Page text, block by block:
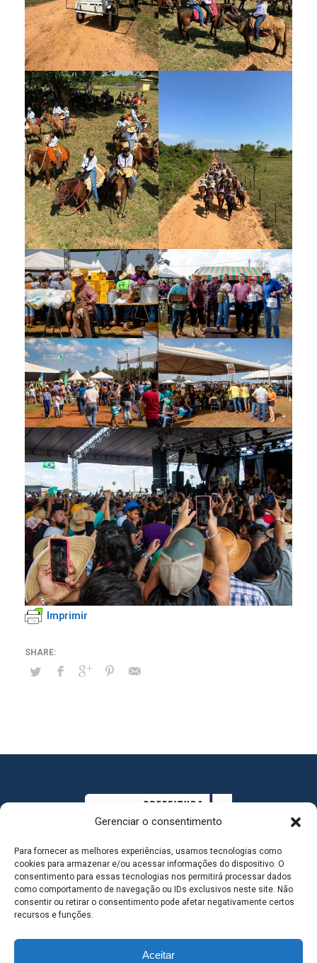
Gerenciar o consentimento
Para fornecer as melhores experiências, usamos tecnologias como
cookies para armazenar e/ou acessar informações do dispositivo. O
consentimento para essas tecnologias nos permitirá processar dados
como comportamento de navegação ou IDs exclusivos neste site. Não
consentir ou retirar o consentimento pode afetar negativamente certos
recursos e funções.
Aceitar
Imprimir
MAPA DO SITE